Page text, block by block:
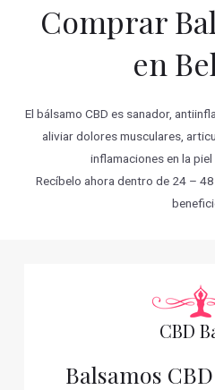
Comprar
en
El bálsamo CBD es sanador,
aliviar dolores musculares,
inflamaciones en la
Recíbelo ahora dentro de 24 –
CBD
Balsamos